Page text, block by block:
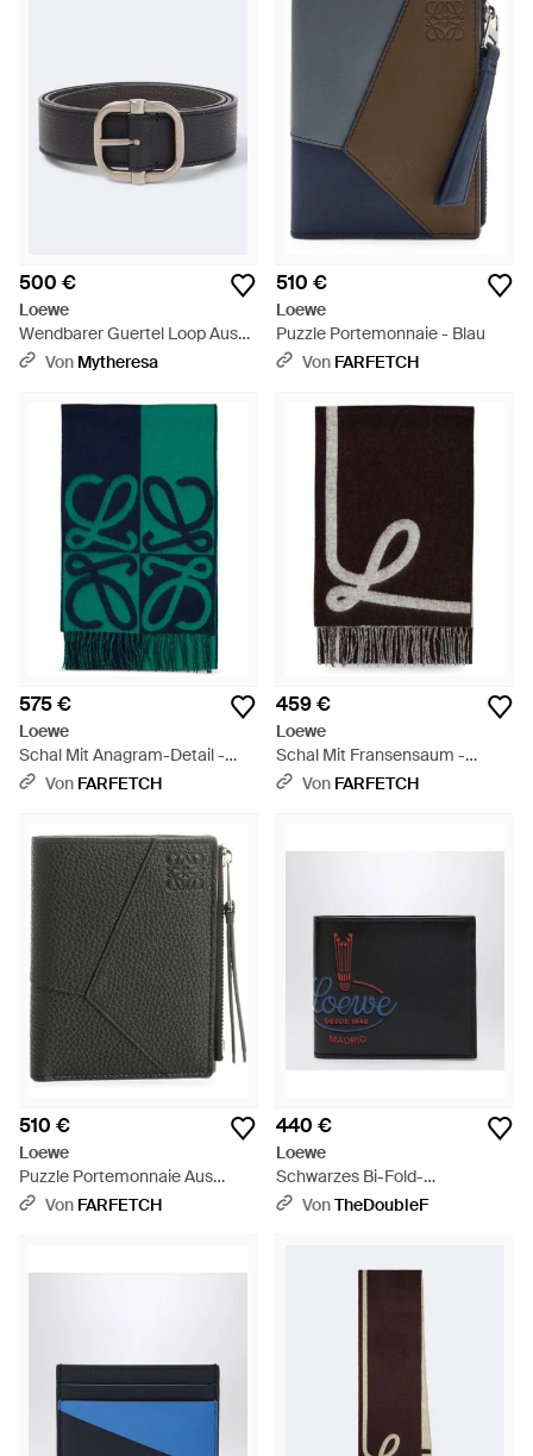
500 €
Loewe
Wendbarer Guertel Loop Aus
Leder - Schwarz
Von Mytheresa
510 €
Loewe
Puzzle Portemonnaie - Blau
Von FARFETCH
575 €
Loewe
Schal Mit Anagram-Detail -
GrünVon FARFETCH
459 €
Loewe
Schal Mit Fransensaum -
Schwarz
Von FARFETCH
510 €
Loewe
Puzzle Portemonnaie Aus
Strukturiertem Leder -
Von FARFETCH
440 €
Loewe
Schwarzes Bi-Fold-
Portemonnaie Aus Leder Mit
VonTheDoubleF